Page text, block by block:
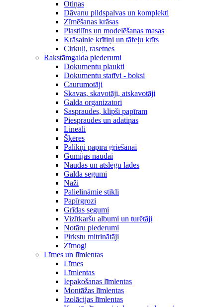
Otiņas
Dāvanu pildspalvas un komplekti
Zīmēšanas krāsas
Plastilīns un modelēšanas masas
Krāsainie krītiņi un tāfeļu krīts
Cirkuļi, rasetnes
Rakstāmgalda piederumi
Dokumentu plaukti
Dokumentu statīvi - boksi
Caurumotāji
Skavas, skavotāji, atskavotāji
Galda organizatori
Saspraudes, klipši papīram
Piespraudes un adatiņas
Lineāli
Šķēres
Palikņi papīra griešanai
Gumijas naudai
Naudas un atslēgu lādes
Galda segumi
Naži
Palielināmie stikli
Papīrgrozi
Grīdas segumi
Vizītkaršu albumi un turētāji
Notāru piederumi
Pirkstu mitrinātāji
Zīmogi
Līmes un līmlentas
Līmes
Līmlentas
Iepakošanas līmlentas
Montāžas līmlentas
Izolācijas līmlentas